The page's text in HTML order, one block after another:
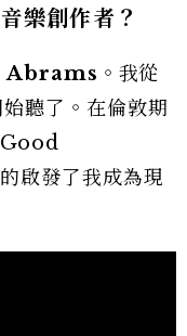
樂創作者 ？
Abrams 。我從
聽了。在倫敦期
Good
啟發了我成為現